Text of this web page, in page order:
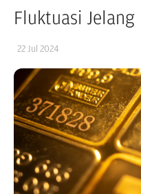
Fluktuasi Jelang
22 Jul 2024